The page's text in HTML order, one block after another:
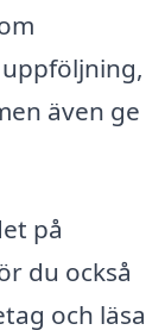
även ge
på
du också
och läsa